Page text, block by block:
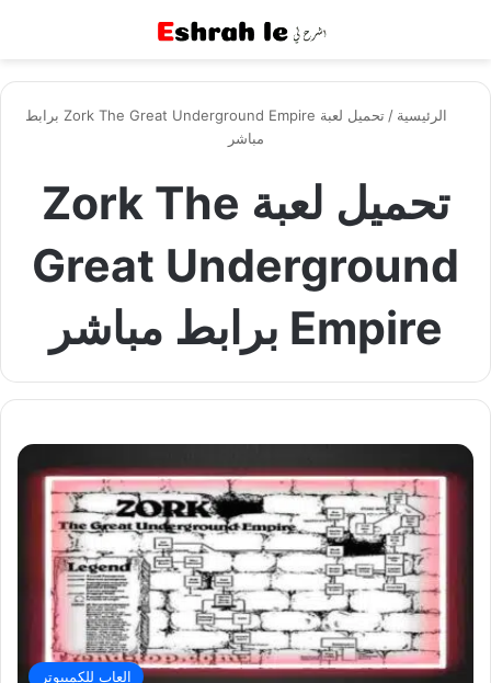
الرئيسية /
تحميل لعبة Zork The Great Underground Empire برابط
مباشر
تحميل لعبة Zork The
Great Underground
Empire برابط مباشر
العاب للكمبيوتر